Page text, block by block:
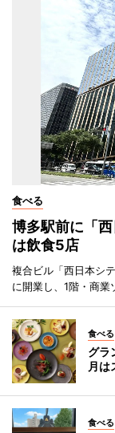
食べる
博多駅前に「
は飲食5店
複合ビル「西日本シ
に開業し、1階・商業
食べる
グラ
月は
食べる